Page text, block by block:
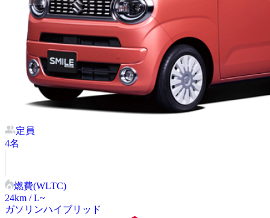
定員
4名
燃費(WLTC)
24km / L~
ガソリンハイブリッド